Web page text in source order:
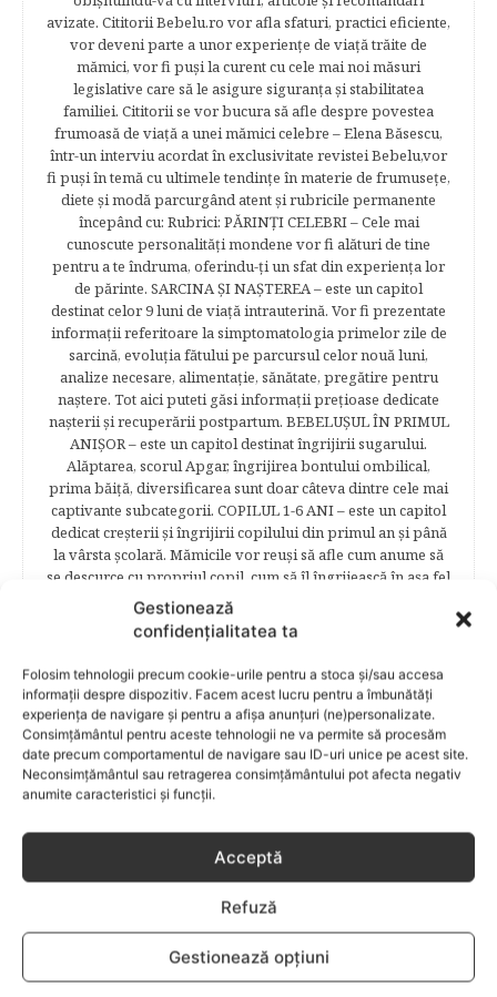
Gestionează
confidențialitatea ta
Folosim tehnologii precum cookie-urile pentru a stoca și/sau accesa
informații despre dispozitiv. Facem acest lucru pentru a îmbunătăți
experiența de navigare și pentru a afișa anunțuri (ne)personalizate.
Consimțământul pentru aceste tehnologii ne va permite să procesăm
date precum comportamentul de navigare sau ID-uri unice pe acest site.
Neconsimțământul sau retragerea consimțământului pot afecta negativ
anumite caracteristici și funcții.
Acceptă
Refuză
Gestionează opțiuni
avizate. Cititorii Bebelu.ro vor afla sfaturi, practici eficiente,
vor deveni parte a unor experienţe de viaţă trăite de
mămici, vor fi puşi la curent cu cele mai noi măsuri
legislative care să le asigure siguranţa şi stabilitatea
familiei. Cititorii se vor bucura să afle despre povestea
frumoasă de viață a unei mămici celebre – Elena Băsescu,
într-un interviu acordat în exclusivitate revistei Bebelu,vor
fi puşi în temă cu ultimele tendinţe în materie de frumuseţe,
diete şi modă parcurgând atent şi rubricile permanente
începând cu: Rubrici: PĂRINŢI CELEBRI – Cele mai
cunoscute personalităţi mondene vor fi alături de tine
pentru a te îndruma, oferindu-ţi un sfat din experienţa lor
de părinte. SARCINA ŞI NAŞTEREA – este un capitol
destinat celor 9 luni de viaţă intrauterină. Vor fi prezentate
informaţii referitoare la simptomatologia primelor zile de
sarcină, evoluţia fătului pe parcursul celor nouă luni,
analize necesare, alimentaţie, sănătate, pregătire pentru
naştere. Tot aici puteti găsi informaţii preţioase dedicate
naşterii şi recuperării postpartum. BEBELUŞUL ÎN PRIMUL
ANIŞOR – este un capitol destinat îngrijirii sugarului.
Alăptarea, scorul Apgar, îngrijirea bontului ombilical,
prima băiţă, diversificarea sunt doar câteva dintre cele mai
captivante subcategorii. COPILUL 1-6 ANI – este un capitol
dedicat creşterii şi îngrijirii copilului din primul an şi până
la vârsta şcolară. Mămicile vor reuşi să afle cum anume să
se descurce cu propriul copil, cum să îl îngrijească în aşa fel
încât să crească perfect sănătos. EDUCAŢIE – este un capitol
captivant în care poţi afla cum să îţi educi copilul în aşa fel
încât să poţi obţine performanţe şcolare sigure. FAMILIA –
este un capitol destinat vieţii de familie ce conţine o serie
întreagă de sfaturi eficiente. COPII TALENTAŢI – este un
capitol fascinant dedicat copiilor valoroși ai țării. ÎNVAŢĂ
SĂ PREVII! –sunt prezentate soluţii de prevenire a
anumitor probleme de sănătate ce pot afecta atât viaţa
copiilor, cât şi pe cea a părinţilor.